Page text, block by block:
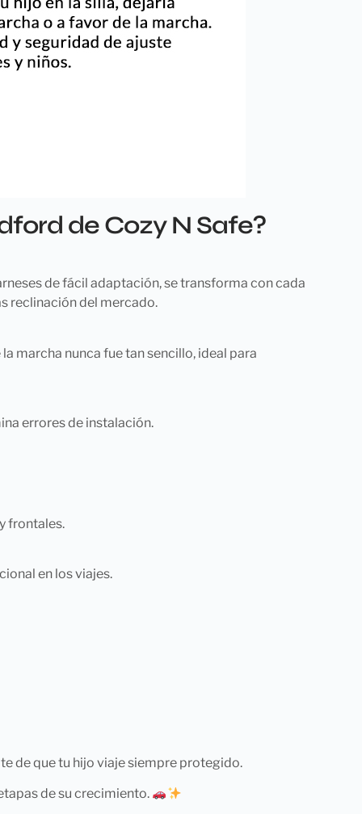
de Cozy N Safe?
de fácil adaptación, se transforma con cada
reclinación del mercado.
marcha nunca fue tan sencillo, ideal para
errores de instalación.
frontales.
en los viajes.
de que tu hijo viaje siempre protegido.
de su crecimiento.